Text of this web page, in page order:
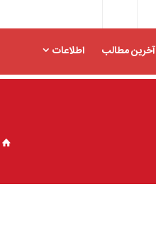
آخرین مطالب اطلاعات